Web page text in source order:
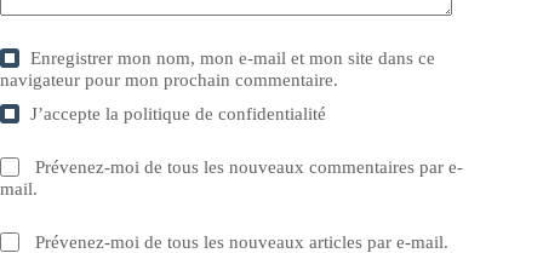
Enregistrer mon nom, mon e-mail et mon site dans ce
navigateur pour mon prochain commentaire.
J’accepte lapolitique de confidentialité
Prévenez-moi de tous les nouveaux commentaires par e-
mail.
Prévenez-moi de tous les nouveaux articles par e-mail.